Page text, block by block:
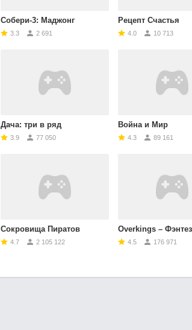
Собери-3: Маджонг
3.3 2 691
Рецепт Счастья
4.0 10 713
Дача: три в ряд
3.9 77 050
Война и Мир
4.3 89 161
Сокровища Пиратов
4.7 2 105 122
Overkings – Фэнтези
4.5 176 971